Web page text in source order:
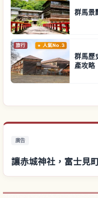
群馬景
旅行 人氣No.3
群馬歷
產攻略
廣告
讓赤城神社，富士見